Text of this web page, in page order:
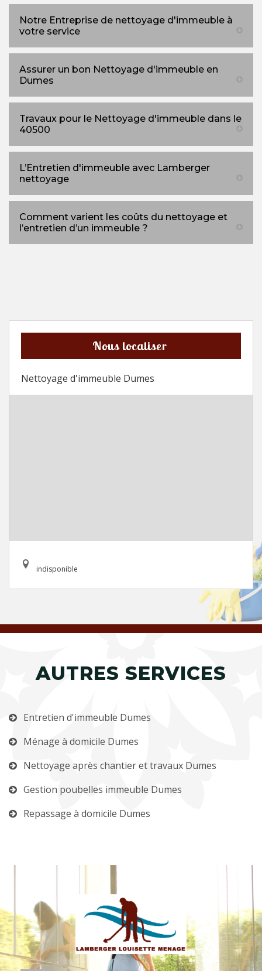
Notre Entreprise de nettoyage d'immeuble à
votre service
Assurer un bon Nettoyage d'immeuble en
Dumes
Travaux pour le Nettoyage d'immeuble dans le
40500
L’Entretien d'immeuble avec Lamberger
nettoyage
Comment varient les coûts du nettoyage et
l’entretien d’un immeuble ?
Nous localiser
Nettoyage d'immeuble Dumes
indisponible
AUTRES SERVICES
Entretien d'immeuble Dumes
Ménage à domicile Dumes
Nettoyage après chantier et travaux Dumes
Gestion poubelles immeuble Dumes
Repassage à domicile Dumes